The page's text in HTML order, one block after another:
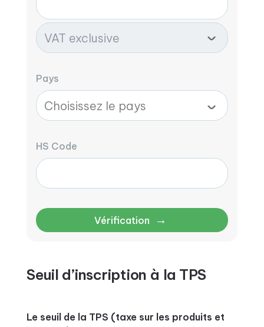
Pays
HS Code
Vérification →
Seuil d’inscription à la TPS
Le seuil de la TPS (taxe sur les produits et